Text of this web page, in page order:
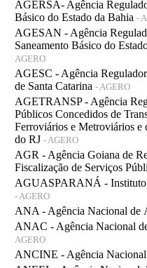
AGERSA- Agência
Básico do Estado da Bahia -
AGESAN - Agência
Saneamento Básico do
AGERO
AGESC - Agência
de Santa Catarina - AGERO
AGETRANSP - Agência
Públicos Concedidos de
Ferroviários e Metroviários e
do RJ - AGERO
AGR - Agência Goiana de
Fiscalização de Serviços
AGUASPARANÁ - Instituto
- AGERO
ANA - Agência Nacional de
ANAC - Agência Nacional
AGERO
ANCINE - Agência Nacional